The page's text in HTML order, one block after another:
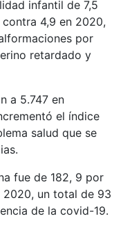
infantil de 7,5
4,9 en 2020,
por
retardado y
a 5.747 en
el índice
salud que se
fue de 182, 9 por
2020, un total de 93
de la covid-19.